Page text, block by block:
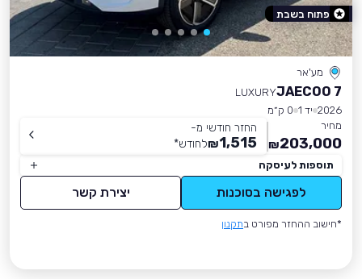
מע'אר
JAECOO 7
LUXURY
2026 יד 1
0 ק״מ
מחיר
203,000
₪
החזר חודשי מ-
1,515
₪לחודש*
תוספות לעיסקה
לפגישה בסוכנות יצירת קשר
*חישוב ההחזר מפורט בתקנון
פתוח בשבת